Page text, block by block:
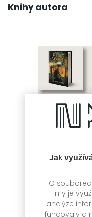
Jak
O
my je
analýze
fungovaly a
Knihy autora
jen ten
Petrus Dahlin